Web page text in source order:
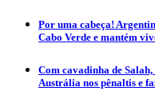
Por uma cabeça!
Cabo Verde e mantém
Com cavadinha de
Austrália nos pênaltis e